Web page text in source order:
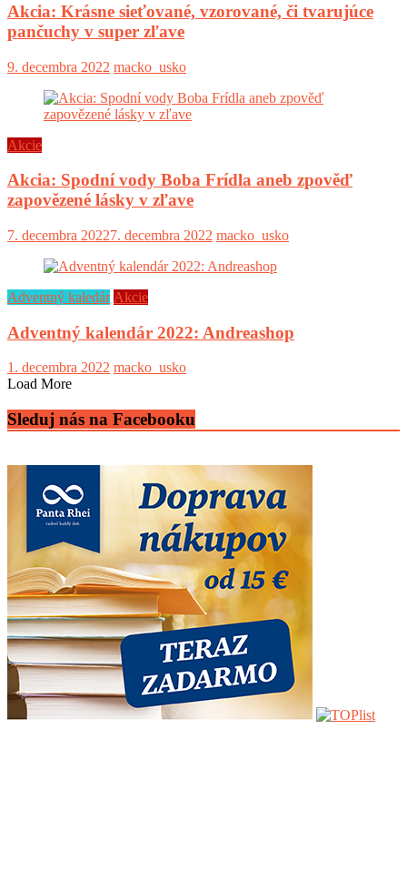
Akcia: Krásne sieťované, vzorované, či tvarujúce
pančuchy v super zľave
9. decembra 2022 macko_usko
Akcie
Akcia: Spodní vody Boba Frídla aneb zpověď
zapovězené lásky v zľave
7. decembra 20227. decembra 2022 macko_usko
Adventný kaledár Akcie
Adventný kalendár 2022: Andreashop
1. decembra 2022 macko_usko
Load More
Sleduj nás na Facebooku